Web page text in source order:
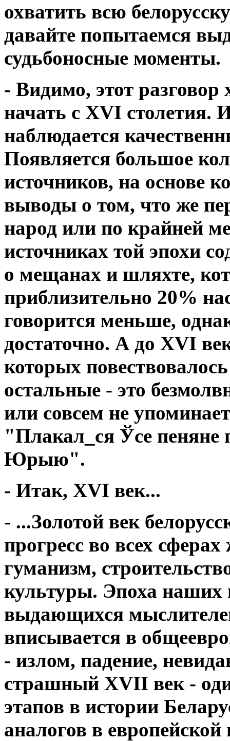
охватить всю
давайте попытаемся
судьбоносные моменты.
- Видимо, этот разговор
начать с XVI столетия.
наблюдается
Появляется большое
источников, на основе
выводы о том, что же
народ или по крайней
источниках той эпохи
о мещанах и шляхте,
приблизительно 20%
говорится меньше,
достаточно. А до XVI
которых
остальные - это
или совсем не
"Плакал_ся Ўсе
Юрыю".
- Итак, XVI век...
- ...Золотой век
прогресс во всех
гуманизм,
культуры. Эпоха наших
выдающихся
вписывается в
- излом, падение,
страшный XVII век -
этапов в истории
аналогов в